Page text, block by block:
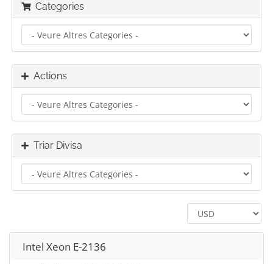
Categories
Actions
Triar Divisa
Intel Xeon E-2136